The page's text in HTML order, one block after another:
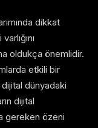
dikkat
oldukça önemlidir.
etkili bir
dünyadaki
dijital
gereken özeni